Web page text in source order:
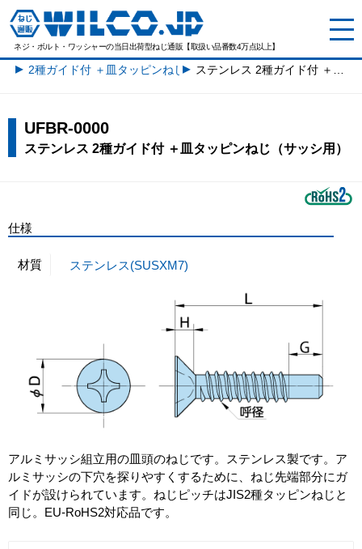
ネジ・ボルト・ワッシャーの当日出荷型ねじ通販【取扱い品番数4万点以上】
2種ガイド付 ＋皿タッピンねじ一覧
UFBR-0000
ステンレス 2種ガイド付 ＋皿タッピンねじ（サッシ用）
仕様
材質 ステンレス(SUSXM7)
アルミサッシ組立用の皿頭のねじです。ステンレス製です。ア
ルミサッシの下穴を探りやすくするために、ねじ先端部分にガ
イドが設けられています。ねじピッチはJIS2種タッピンねじと
同じ。EU-RoHS2対応品です。